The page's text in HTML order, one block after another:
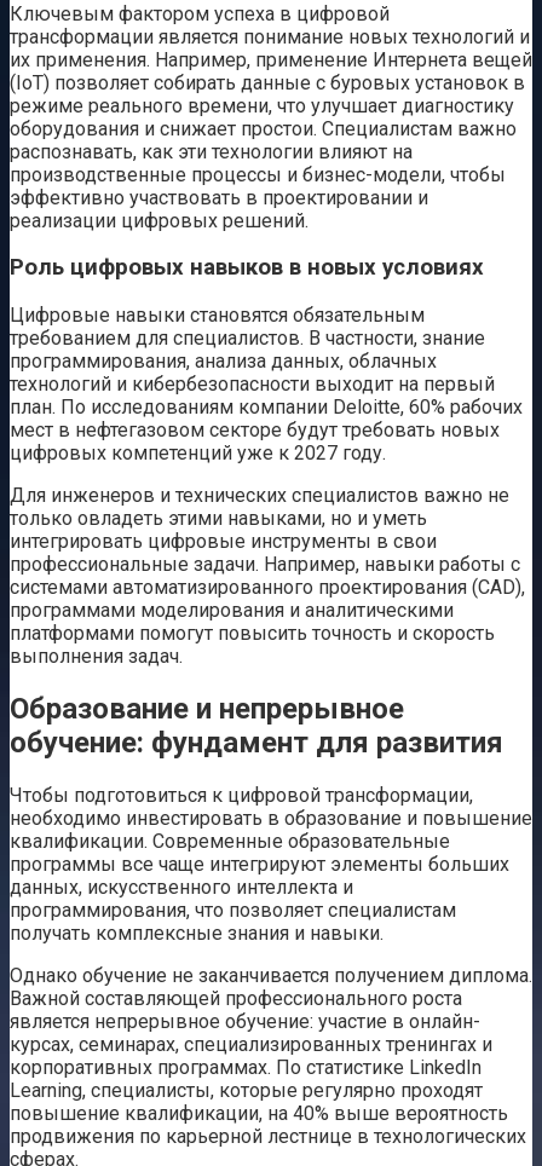
Ключевым фактором успеха в цифровой
трансформации является понимание новых технологий и
их применения. Например, применение Интернета вещей
(IoT) позволяет собирать данные с буровых установок в
режиме реального времени, что улучшает диагностику
оборудования и снижает простои. Специалистам важно
распознавать, как эти технологии влияют на
производственные процессы и бизнес-модели, чтобы
эффективно участвовать в проектировании и
реализации цифровых решений.
Роль цифровых навыков в новых условиях
Цифровые навыки становятся обязательным
требованием для специалистов. В частности, знание
программирования, анализа данных, облачных
технологий и кибербезопасности выходит на первый
план. По исследованиям компании Deloitte, 60% рабочих
мест в нефтегазовом секторе будут требовать новых
цифровых компетенций уже к 2027 году.
Для инженеров и технических специалистов важно не
только овладеть этими навыками, но и уметь
интегрировать цифровые инструменты в свои
профессиональные задачи. Например, навыки работы с
системами автоматизированного проектирования (CAD),
программами моделирования и аналитическими
платформами помогут повысить точность и скорость
выполнения задач.
Образование и непрерывное
обучение: фундамент для развития
Чтобы подготовиться к цифровой трансформации,
необходимо инвестировать в образование и повышение
квалификации. Современные образовательные
программы все чаще интегрируют элементы больших
данных, искусственного интеллекта и
программирования, что позволяет специалистам
получать комплексные знания и навыки.
Однако обучение не заканчивается получением диплома.
Важной составляющей профессионального роста
является непрерывное обучение: участие в онлайн-
курсах, семинарах, специализированных тренингах и
корпоративных программах. По статистике LinkedIn
Learning, специалисты, которые регулярно проходят
повышение квалификации, на 40% выше вероятность
продвижения по карьерной лестнице в технологических
сферах.